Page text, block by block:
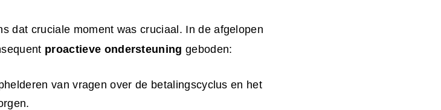
dat cruciale moment was cruciaal. In de afgelopen
proactieve ondersteuning geboden:
van vragen over de betalingscyclus en het